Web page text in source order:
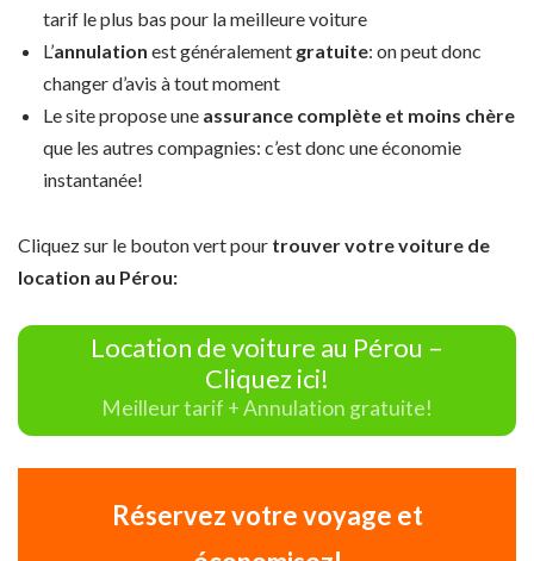
tarif le plus bas pour la meilleure voiture
L’annulation est généralement gratuite: on peut donc
changer d’avis à tout moment
Le site propose une assurance complète et moins chère
que les autres compagnies: c’est donc une économie
instantanée!
Cliquez sur le bouton vert pour trouver votre voiture de
location au Pérou:
Location de voiture au Pérou –
Cliquez ici!
Meilleur tarif + Annulation gratuite!
Réservez votre voyage et